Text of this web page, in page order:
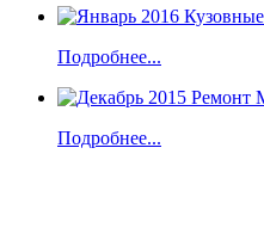
Подробнее...
Подробнее...